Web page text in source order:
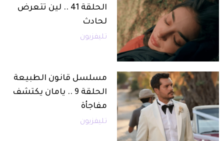
الحلقة 41 .. لين تتعرض
لحادث
تليفزيون
مسلسل قانون الطبيعة
الحلقة 9 .. يامان يكتشف
مفاجأة
تليفزيون